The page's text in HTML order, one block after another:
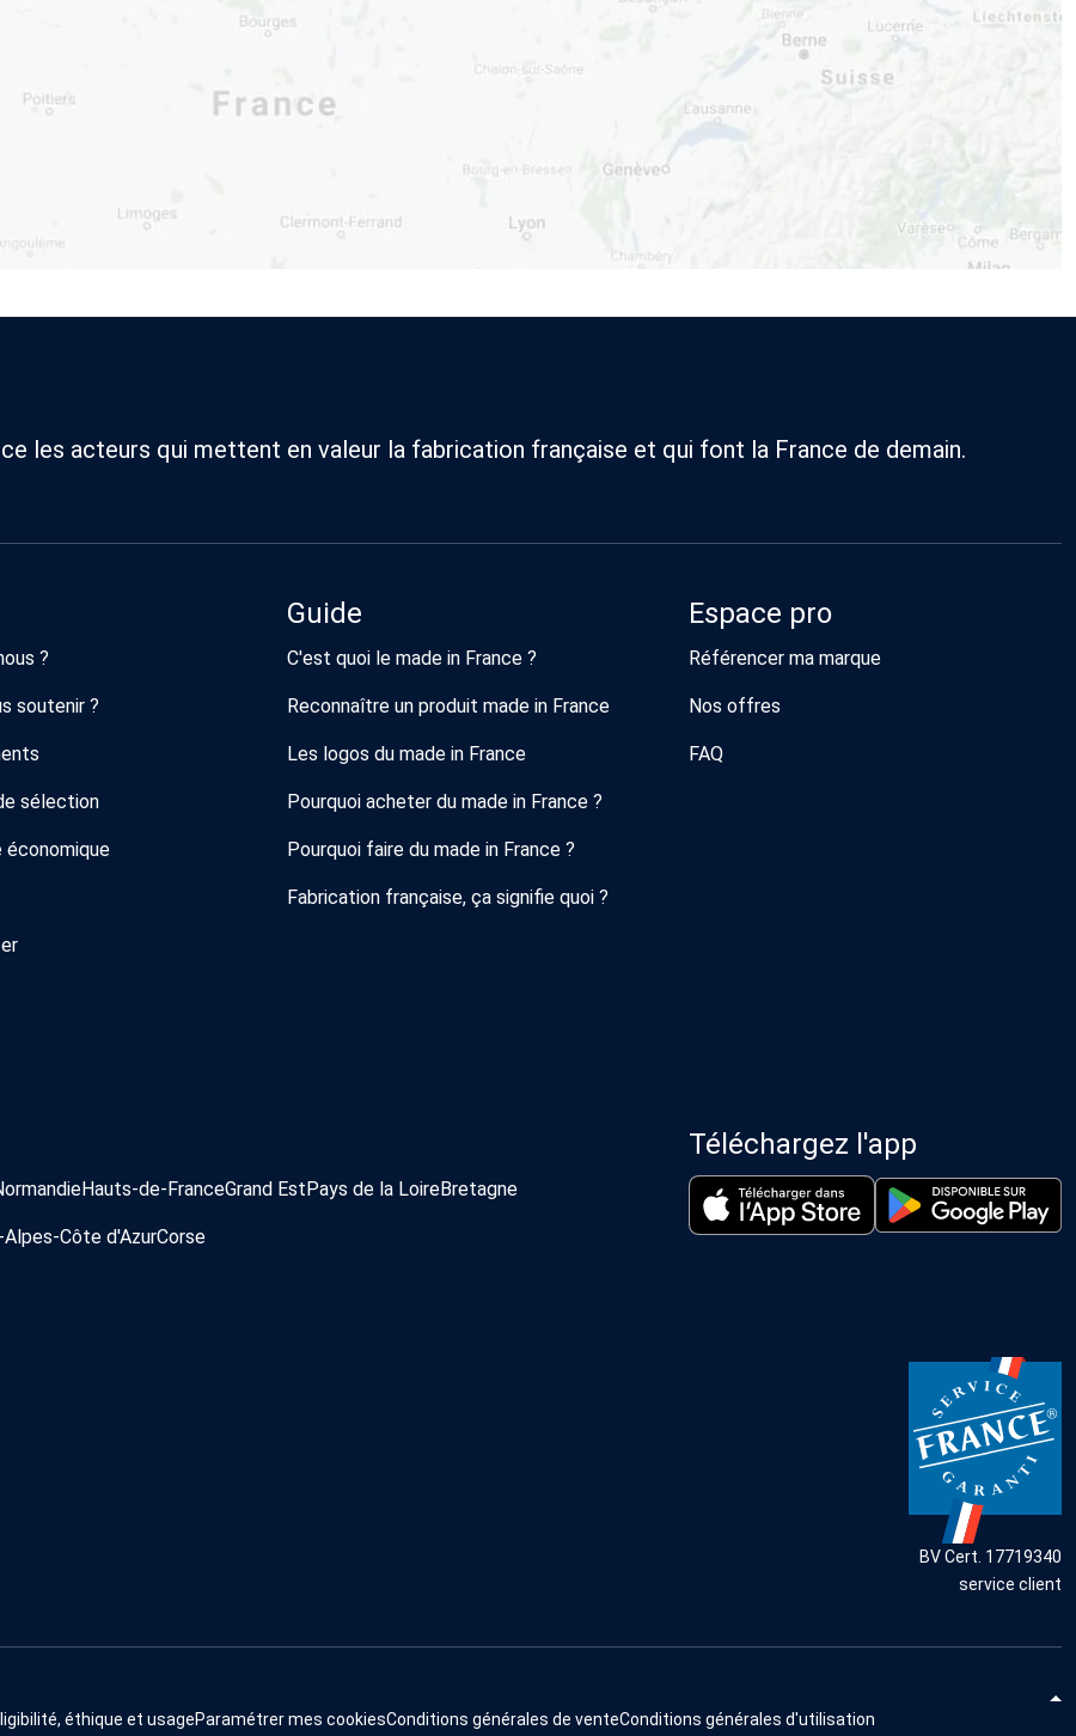
les acteurs qui mettent en valeur la fabrication française et qui font la France de demain.
?
soutenir ?
sélection
économique
Guide
C'est quoi le made in France ?
Reconnaître un produit made in France
Les logos du made in France
Pourquoi acheter du made in France ?
Pourquoi faire du made in France ?
Fabrication française, ça signifie quoi ?
Espace pro
Référencer ma marque
Nos offres
FAQ
Hauts-de-FranceGrand Est Pays de la LoireBretagne
Alpes-Côte d'AzurCorse
Téléchargez l'app
BV Cert. 17719340
service client
éthique et usageParamétrer mes cookiesConditions générales de venteConditions générales d'utilisation